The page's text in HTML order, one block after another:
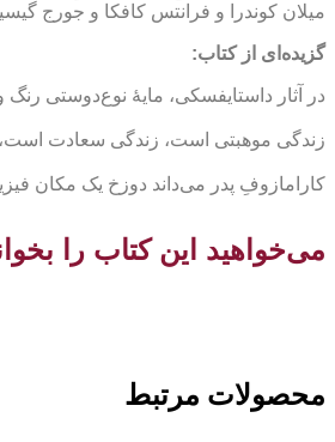
میلان کوندرا و فرانتس کافکا و جورج
گزیده‌ای از کتاب:
در آثار داستایفسکی، مایۀ نوع‌دوستی
زندگی موهبتی است، زندگی سعادت
کارامازوفِ پدر می‌داند دوزخ یک مکان
می‌خواهید این کتاب را
محصولات مرتبط